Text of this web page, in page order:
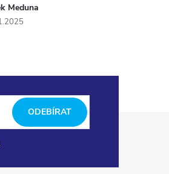
Meduna
ODEBÍRAT